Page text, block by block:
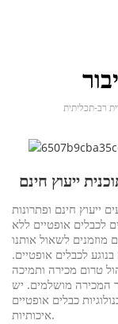
ייעוץ חינם
ייעוץ חינם ופתרונות
לכבלים אופטיים ללא
לשאול אותנו
לכבלים אופטיים.
טרום מכירה ותמיכה
המכירה מושלמים. יש
כבלים אופטיים
איכותיות.